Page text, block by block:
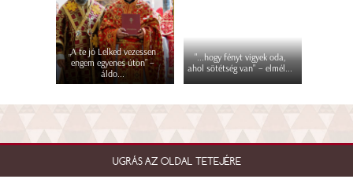
„A te jó Lelked vezessen
engem egyenes úton” –
áldo...
"...hogy fényt vigyek oda,
ahol sötétség van" – elmél...
UGRÁS AZ OLDAL TETEJÉRE